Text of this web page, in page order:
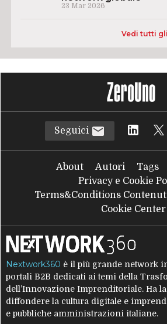
23 Mar 2026
Vedi tutti
Seguici
About Autori Tags
Privacy e Cookie
Terms&Conditions
Cookie Center
Nextwork360 è il più grande network
portali B2B dedicati ai temi della
dell’Innovazione Imprenditoriale. Ha
diffondere la cultura digitale e
e pubbliche amministrazioni italiane.